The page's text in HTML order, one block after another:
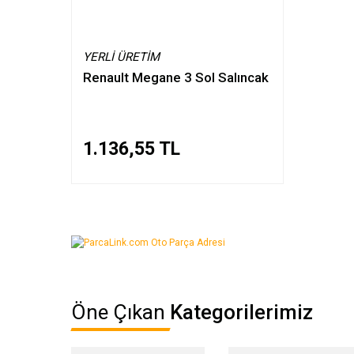
YERLI ÜRETIM
Renault Megane 3 Sol Salıncak
1.136,55 TL
Öne Çıkan Kategorilerimiz